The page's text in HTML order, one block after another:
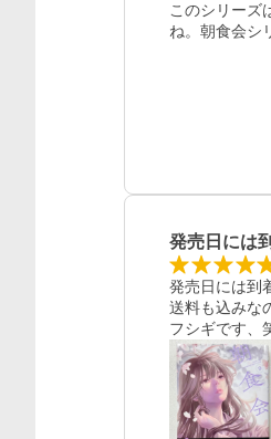
このシリーズ
ね。朝食会シ
発売日には
発売日には到
送料も込みな
フシギです、